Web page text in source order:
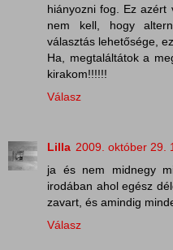
hiányozni fog. Ez azért
nem kell, hogy
választás lehetősége,
Ha, megtaláltátok a
kirakom!!!!!!
Válasz
Lilla 2009. október 29.
ja és nem midnegy
irodában ahol egész
zavart, és amindig
Válasz